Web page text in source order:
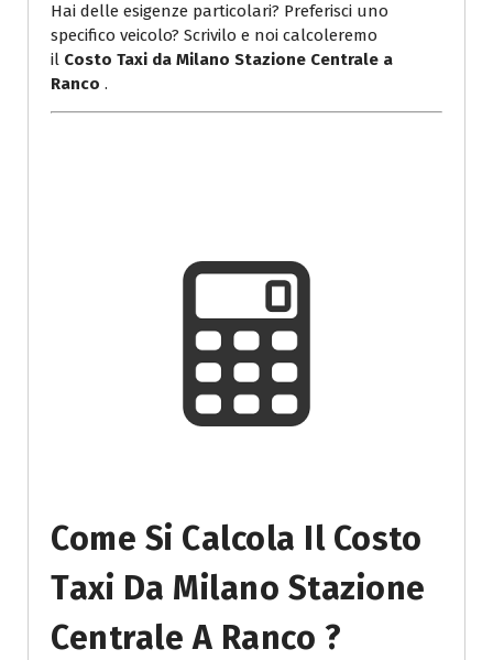
Hai delle esigenze particolari? Preferisci uno
specifico veicolo? Scrivilo e noi calcoleremo
il Costo Taxi da Milano Stazione Centrale a
Ranco .
Come Si Calcola Il Costo
Taxi Da Milano Stazione
Centrale A Ranco ?